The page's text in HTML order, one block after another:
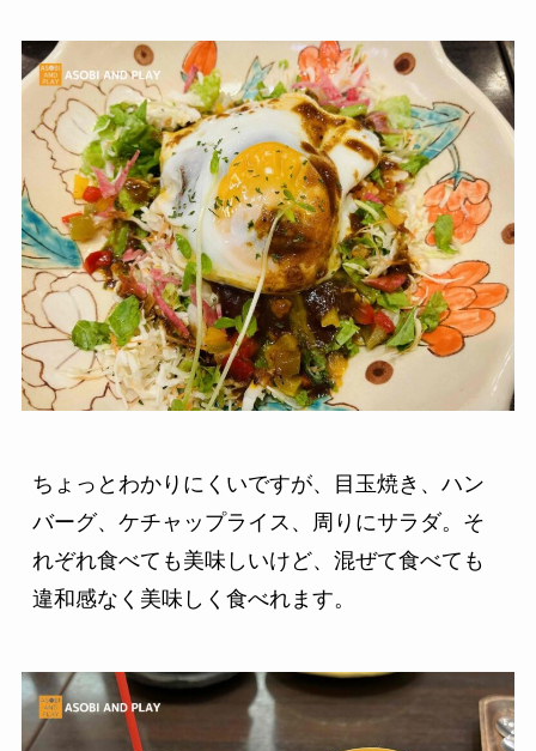
ちょっとわかりにくいですが、目玉焼き、ハン
バーグ、ケチャップライス、周りにサラダ。そ
れぞれ食べても美味しいけど、混ぜて食べても
違和感なく美味しく食べれます。